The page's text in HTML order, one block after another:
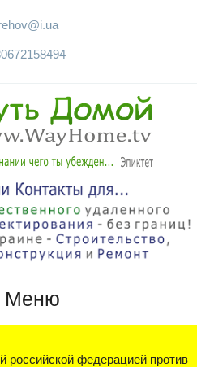
Меню
российской федерацией против